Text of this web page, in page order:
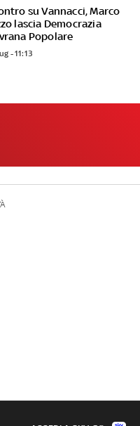
su Vannacci, Marco
lascia Democrazia
Popolare
- 11:13